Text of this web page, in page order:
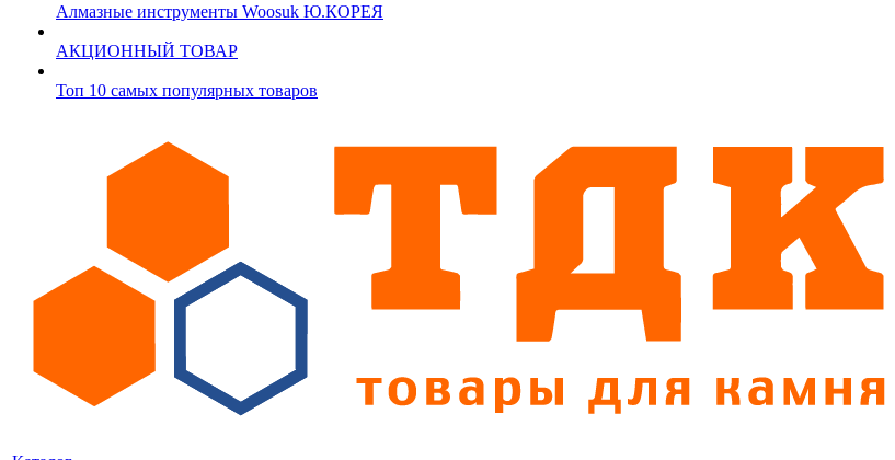
Алмазные инструменты Woosuk Ю.КОРЕЯ
АКЦИОННЫЙ ТОВАР
Топ 10 самых популярных товаров